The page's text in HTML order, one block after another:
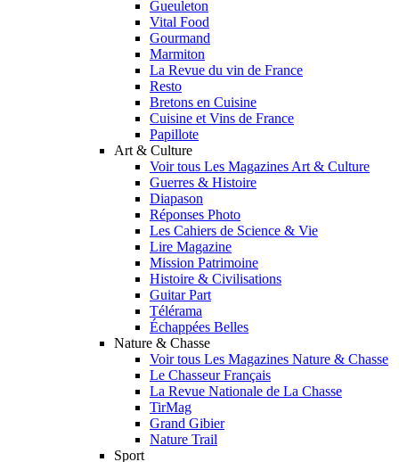
Gueuleton
Vital Food
Gourmand
Marmiton
La Revue du vin de France
Resto
Bretons en Cuisine
Cuisine et Vins de France
Papillote
Art & Culture
Voir tous Les Magazines Art & Culture
Guerres & Histoire
Diapason
Réponses Photo
Les Cahiers de Science & Vie
Lire Magazine
Mission Patrimoine
Histoire & Civilisations
Guitar Part
Télérama
Échappées Belles
Nature & Chasse
Voir tous Les Magazines Nature & Chasse
Le Chasseur Français
La Revue Nationale de La Chasse
TirMag
Grand Gibier
Nature Trail
Sport